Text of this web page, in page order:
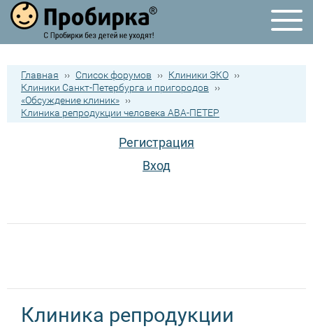
Главная ›› Список форумов ›› Клиники ЭКО ››
Клиники Санкт-Петербурга и пригородов
››
«Обсуждение клиник» ››
Клиника репродукции человека АВА-ПЕТЕР
Регистрация
Вход
Клиника репродукции